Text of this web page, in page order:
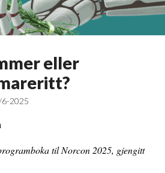
eller
2025
til Norcon 2025, gjengitt